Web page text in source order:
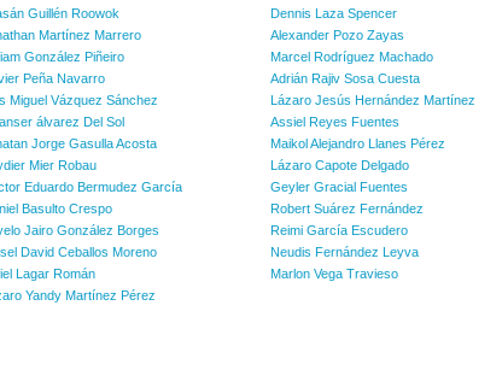
Guillén Roowok
Dennis Laza Spencer
Martínez Marrero
Alexander Pozo Zayas
González Piñeiro
Marcel Rodríguez Machado
Peña Navarro
Adrián Rajiv Sosa Cuesta
Miguel Vázquez Sánchez
Lázaro Jesús Hernández Martínez
álvarez Del Sol
Assiel Reyes Fuentes
Jorge Gasulla Acosta
Maikol Alejandro Llanes Pérez
Mier Robau
Lázaro Capote Delgado
Eduardo Bermudez García
Geyler Gracial Fuentes
Basulto Crespo
Robert Suárez Fernández
Jairo González Borges
Reimi García Escudero
David Ceballos Moreno
Neudis Fernández Leyva
Lagar Román
Marlon Vega Travieso
Yandy Martínez Pérez